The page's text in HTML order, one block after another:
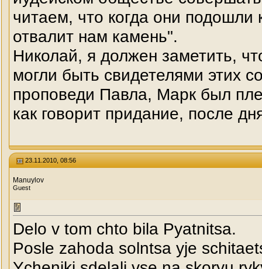
читаем, что когда они подошли
отвалит нам камень".
Николай, я должен заметить,
могли быть свидетелями этих
проповеди Павла, Марк был
как говорит придание, после
23.11.2010, 08:56
Manuylov
Guest
Delo v tom chto bila Pyatnitsa.
Posle zahoda solntsa yje